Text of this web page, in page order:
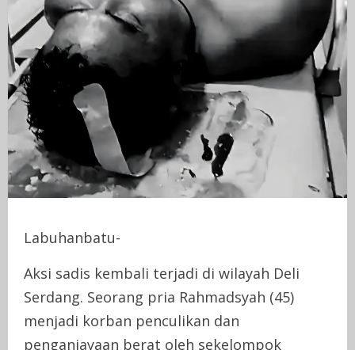
Labuhanbatu-
Aksi sadis kembali terjadi di wilayah Deli
Serdang. Seorang pria Rahmadsyah (45)
menjadi korban penculikan dan
penganiayaan berat oleh sekelompok